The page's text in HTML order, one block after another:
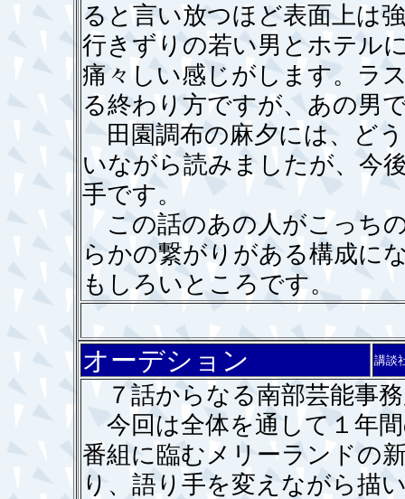
ると言い放つほど表面上は
行きずりの若い男とホテル
痛々しい感じがします。ラ
る終わり方ですが、あの男
田園調布の麻夕には、ど
いながら読みましたが、今
手です。
この話のあの人がこっち
らかの繋がりがある構成に
もしろいところです。
オーデション 講談
７話からなる南部芸能事
今回は全体を通して１年
番組に臨むメリーランドの
り、語り手を変えながら描